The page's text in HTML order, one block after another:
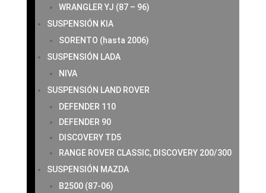
WRANGLER YJ (87 – 96)
SUSPENSIÓN KIA
SORENTO (hasta 2006)
SUSPENSIÓN LADA
NIVA
SUSPENSIÓN LAND ROVER
DEFENDER 110
DEFENDER 90
DISCOVERY TD5
RANGE ROVER CLASSIC, DISCOVERY 200/300
SUSPENSIÓN MAZDA
B2500 (87-06)